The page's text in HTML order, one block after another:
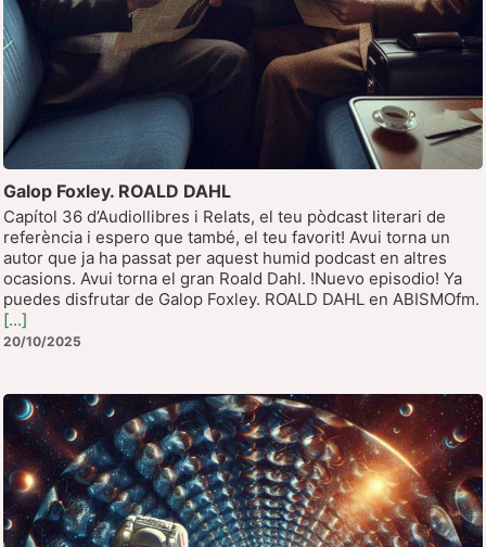
Galop Foxley. ROALD DAHL
Capítol 36 d’Audiollibres i Relats, el teu pòdcast literari de
referència i espero que també, el teu favorit! Avui torna un
autor que ja ha passat per aquest humid podcast en altres
ocasions. Avui torna el gran Roald Dahl. !Nuevo episodio! Ya
puedes disfrutar de Galop Foxley. ROALD DAHL en ABISMOfm.
[...]
20/10/2025